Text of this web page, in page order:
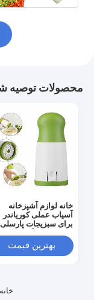
محصولات توصیه
خانه لوازم آشپزخانه
آسیاب عملی کوریاندر
برای سبزیجات پارسلی
بهترین قیمت
خانه